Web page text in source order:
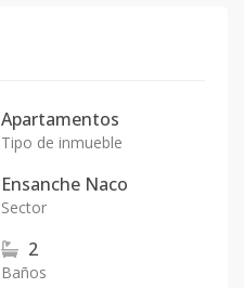
Apartamentos
Tipo de inmueble
Ensanche Naco
Sector
2
Baños